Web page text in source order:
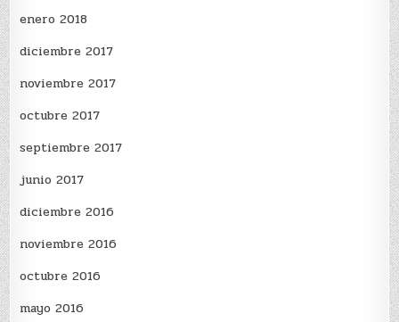
enero 2018
diciembre 2017
noviembre 2017
octubre 2017
septiembre 2017
junio 2017
diciembre 2016
noviembre 2016
octubre 2016
mayo 2016